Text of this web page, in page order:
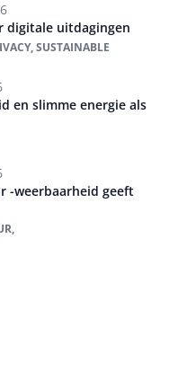
digitale uitdagingen
SUSTAINABLE
en slimme energie als
-weerbaarheid geeft